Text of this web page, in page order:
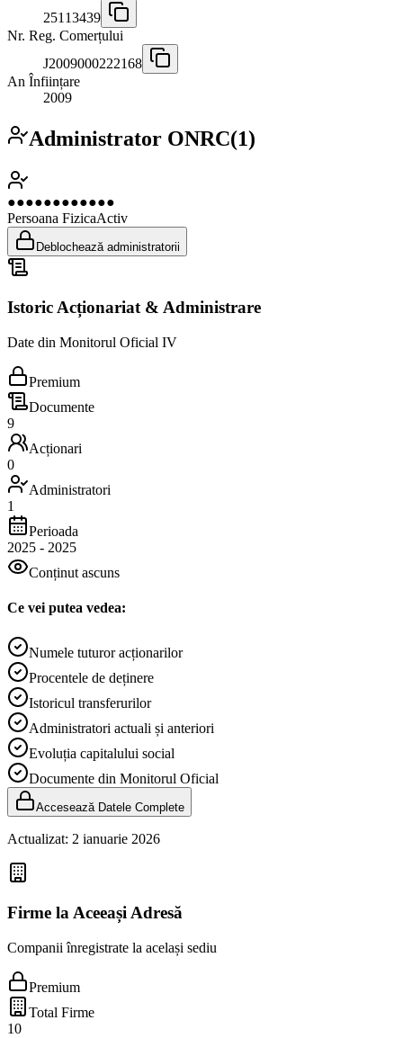
25113439
Nr. Reg. Comerțului
J2009000222168
An Înființare
2009
Administrator ONRC(1)
●●●●●●●●●●●●
Persoana FizicaActiv
Deblochează administratorii
Istoric Acționariat & Administrare
Date din Monitorul Oficial IV
Premium
Documente
9
Acționari
0
Administratori
1
Perioada
2025 - 2025
Conținut ascuns
Ce vei putea vedea:
Numele tuturor acționarilor
Procentele de deținere
Istoricul transferurilor
Administratori actuali și anteriori
Evoluția capitalului social
Documente din Monitorul Oficial
Accesează Datele Complete
Actualizat: 2 ianuarie 2026
Firme la Aceeași Adresă
Companii înregistrate la același sediu
Premium
Total Firme
10